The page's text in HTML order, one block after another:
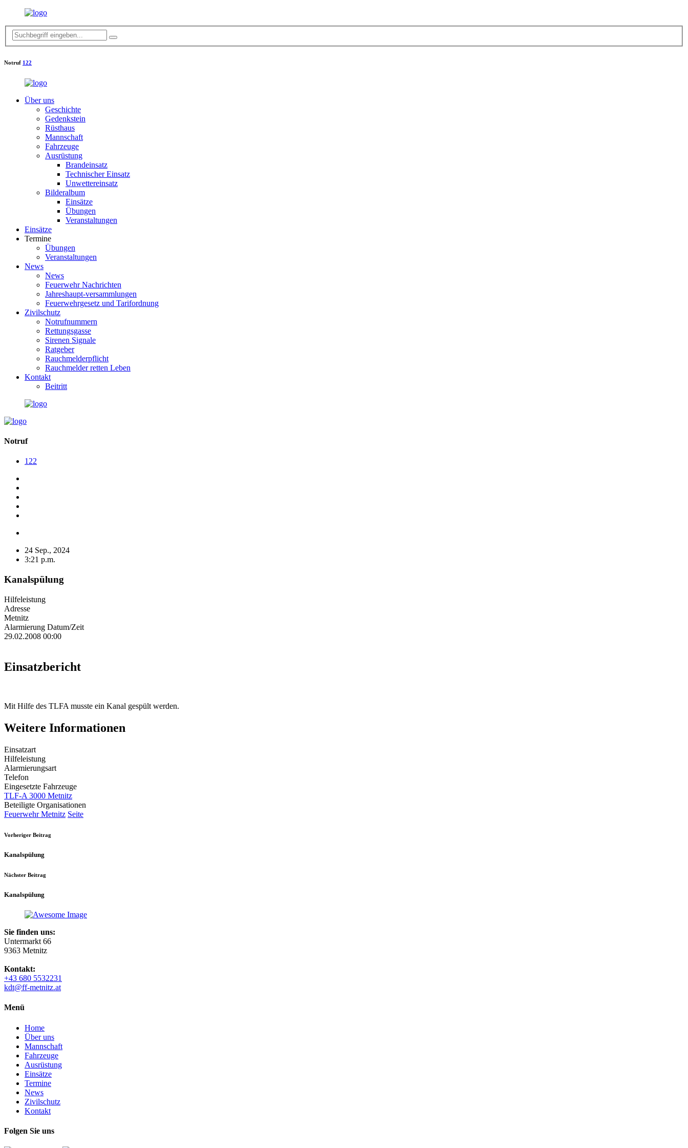
Notruf 122
Über uns
Geschichte
Gedenkstein
Rüsthaus
Mannschaft
Fahrzeuge
Ausrüstung
Brandeinsatz
Technischer Einsatz
Unwettereinsatz
Bilderalbum
Einsätze
Übungen
Veranstaltungen
Einsätze
Termine
Übungen
Veranstaltungen
News
News
Feuerwehr Nachrichten
Jahreshaupt-versammlungen
Feuerwehrgesetz und Tarifordnung
Zivilschutz
Notrufnummern
Rettungsgasse
Sirenen Signale
Ratgeber
Rauchmelderpflicht
Rauchmelder retten Leben
Kontakt
Beitritt
Notruf
122
24 Sep., 2024
3:21 p.m.
Kanalspülung
Hilfeleistung
Adresse
Metnitz
Alarmierung Datum/Zeit
29.02.2008 00:00
Einsatzbericht
Mit Hilfe des TLFA musste ein Kanal gespült werden.
Weitere Informationen
Einsatzart
Hilfeleistung
Alarmierungsart
Telefon
Eingesetzte Fahrzeuge
TLF-A 3000 Metnitz
Beteiligte Organisationen
Feuerwehr Metnitz Seite
Vorheriger Beitrag
Kanalspülung
Nächster Beitrag
Kanalspülung
Sie finden uns:
Untermarkt 66
9363 Metnitz
Kontakt:
+43 680 5532231
kdt@ff-metnitz.at
Menü
Home
Über uns
Mannschaft
Fahrzeuge
Ausrüstung
Einsätze
Termine
News
Zivilschutz
Kontakt
Folgen Sie uns